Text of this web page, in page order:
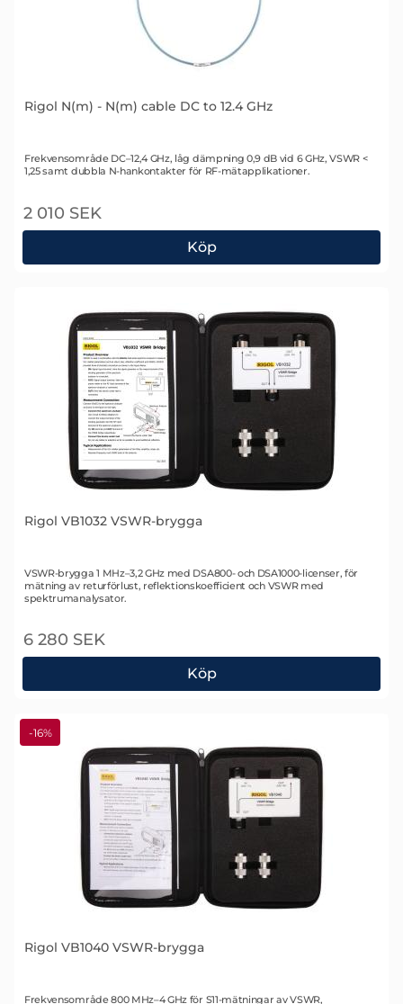
Rigol N(m) - N(m) cable DC to 12.4 GHz
Art. nr 1718
Frekvensområde DC–12,4 GHz, låg dämpning 0,9 dB vid 6 GHz, VSWR <
1,25 samt dubbla N-hankontakter för RF-mätapplikationer.
2 010 SEK
Köp
Rigol N(m) - N(m) cable DC to 12.4 GHz
Rigol VB1032 VSWR-brygga
Art. nr 1872
VSWR-brygga 1 MHz–3,2 GHz med DSA800- och DSA1000-licenser, för
mätning av returförlust, reflektionskoefficient och VSWR med
spektrumanalysator.
6 280 SEK
Köp
Rigol VB1032 VSWR-brygga
-16%
Rigol VB1040 VSWR-brygga
Frekvensområde 800 MHz–4 GHz för S11-mätningar av VSWR,